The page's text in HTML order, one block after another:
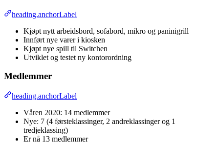
heading.anchorLabel
Kjøpt nytt arbeidsbord, sofabord, mikro og paninigrill
Innført nye varer i kiosken
Kjøpt nye spill til Switchen
Utviklet og testet ny kontorordning
Medlemmer
heading.anchorLabel
Våren 2020: 14 medlemmer
Nye: 7 (4 førsteklassinger, 2 andreklassinger og 1
tredjeklassing)
Er nå 13 medlemmer